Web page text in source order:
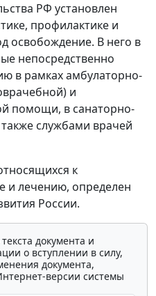
РФ установлен
профилактике и
освобождение. В него в
непосредственно
в рамках амбулаторно-
и
помощи, в санаторно-
службами врачей
к
и лечению, определен
России.
документа и
о вступлении в силу,
документа,
версии системы